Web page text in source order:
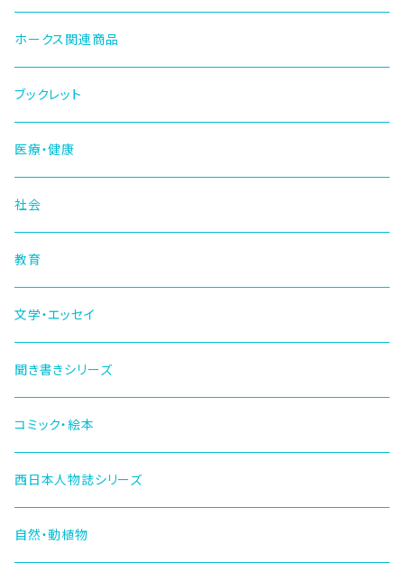
ホークス関連商品
ブックレット
医療・健康
社会
教育
文学・エッセイ
聞き書きシリーズ
コミック・絵本
西日本人物誌シリーズ
自然・動植物